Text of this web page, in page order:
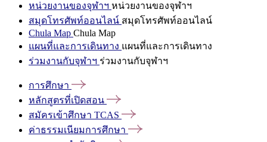
หน่วยงานของจุฬาฯ หน่วยงานของจุฬาฯ
สมุดโทรศัพท์ออนไลน์ สมุดโทรศัพท์ออนไลน์
Chula Map Chula Map
แผนที่และการเดินทาง แผนที่และการเดินทาง
ร่วมงานกับจุฬาฯ ร่วมงานกับจุฬาฯ
การศึกษา
หลักสูตรที่เปิดสอน
สมัครเข้าศึกษา TCAS
ค่าธรรมเนียมการศึกษา